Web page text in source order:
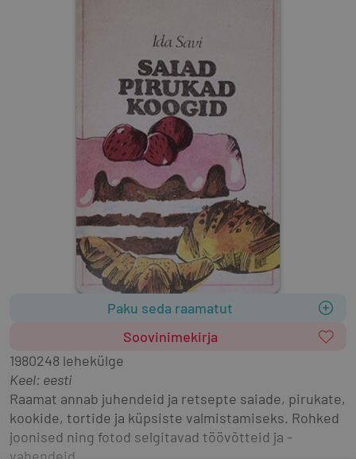
Paku seda raamatut
Soovinimekirja
1980248 lehekülge
Keel: eesti
Raamat annab juhendeid ja retsepte saiade, pirukate,
kookide, tortide ja küpsiste valmistamiseks. Rohked
joonised ning fotod selgitavad töövõtteid ja -
vahendeid.